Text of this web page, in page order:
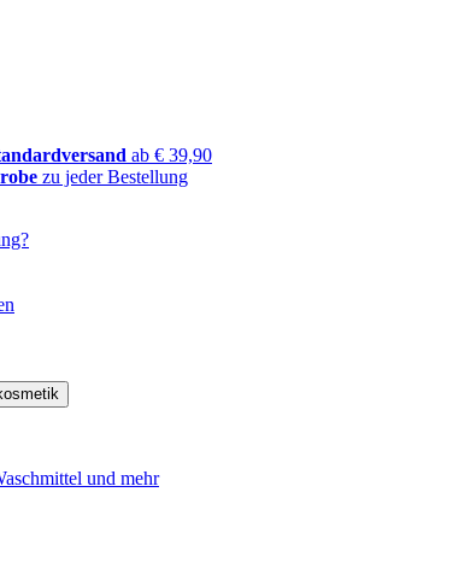
ab € 39,90
zu jeder Bestellung
und mehr